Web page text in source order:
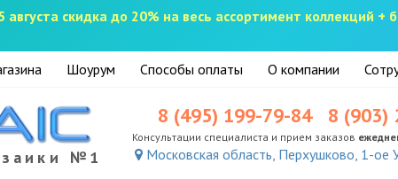
августа скидка до 20% на весь ассортимент коллекций
Шоурум Способы оплаты О компании
№1
8 (495) 199-79-84 8 (903)
Консультации специалиста и прием заказов
Московская область, Перхушково, 1-ое